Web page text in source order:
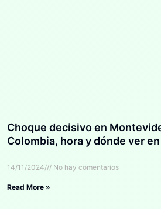
Choque decisivo en
Colombia, hora y dónde ver
14/11/2024 No hay comentarios
Read More »